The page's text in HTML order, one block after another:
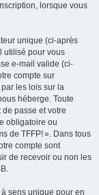
lorsque vous
unique (ci-après
utilisé pour vous
e-mail valide (ci-
compte sur
les lois sur la
héberge. Toute
de passe et votre
obligatoire ou
de TFFP! ». Dans tous
compte sont
de recevoir ou non les
sens unique pour en